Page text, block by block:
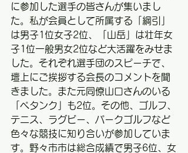
に参加した選手の皆さんが集いまし
た。私が会員として所属する「綱引」
は男子1位女子2位、「山岳」は壮年女
子1位一般男女2位など大活躍をみせま
した。それぞれ選手団のスピーチで、
壇上にご挨拶する会長のコメントを聞
きました。また元同僚山口さんのいる
「ペタンク」も2位。その他、ゴルフ、
テニス、ラグビー、パークゴルフなど
色々な競技に知り合いが参加していま
す。野々市市は総合成績で男子6位、女